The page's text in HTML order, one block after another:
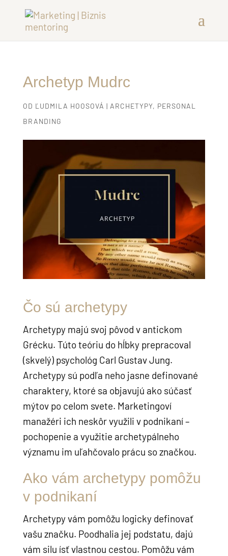
Archetyp Mudrc
OD ĽUDMILA HOOSOVÁ | ARCHETYPY, PERSONAL
BRANDING
Čo sú archetypy
Archetypy majú svoj pôvod v antickom
Grécku. Túto teóriu do hĺbky prepracoval
(skvelý) psychológ Carl Gustav Jung.
Archetypy sú podľa neho jasne definované
charaktery, ktoré sa objavujú ako súčasť
mýtov po celom svete. Marketingoví
manažéri ich neskôr využili v podnikaní –
pochopenie a využitie archetypálneho
významu im uľahčovalo prácu so značkou.
Ako vám archetypy pomôžu
v podnikaní
Archetypy vám pomôžu logicky definovať
vašu značku. Poodhalia jej podstatu, dajú
vám silu ísť vlastnou cestou. Pomôžu vám